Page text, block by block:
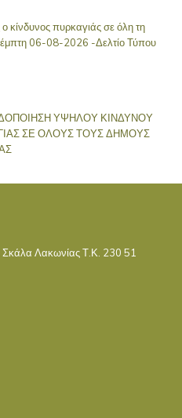
κίνδυνος πυρκαγιάς σε όλη τη
06-08-2026 -Δελτίο Τύπου
ΥΨΗΛΟΥ ΚΙΝΔΥΝΟΥ
ΣΕ ΟΛΟΥΣ ΤΟΥΣ ΔΗΜΟΥΣ
Σκάλα Λακωνίας Τ.Κ. 230 51